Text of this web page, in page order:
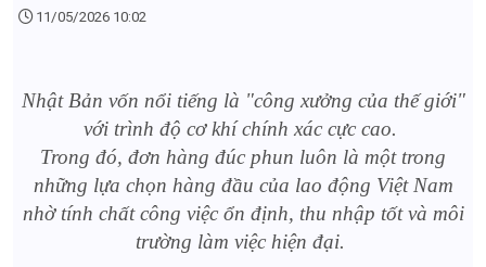
11/05/2026 10:02
Nhật Bản vốn nổi tiếng là "công xưởng của thế giới"
với trình độ cơ khí chính xác cực cao.
Trong đó, đơn hàng đúc phun luôn là một trong
những lựa chọn hàng đầu của lao động Việt Nam
nhờ tính chất công việc ổn định, thu nhập tốt và môi
trường làm việc hiện đại.